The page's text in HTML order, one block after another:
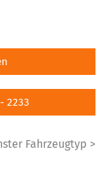
2233
Fahrzeugtyp >